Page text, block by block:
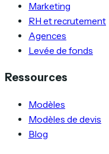
Marketing
RH et recrutement
Agences
Levée de fonds
Ressources
Modèles
Modèles de devis
Blog